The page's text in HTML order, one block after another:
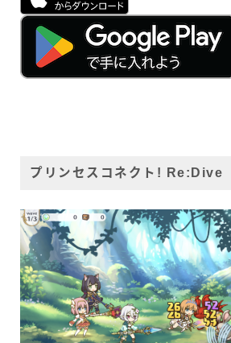
プリンセスコネクト! Re:Dive